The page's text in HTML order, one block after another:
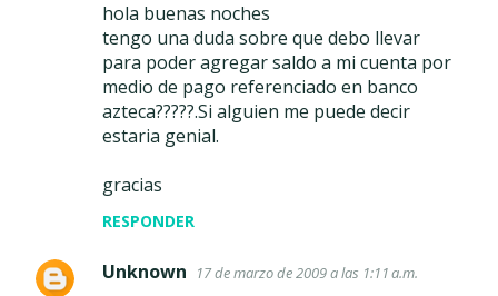
hola buenas noches
tengo una duda sobre que debo llevar
para poder agregar saldo a mi cuenta por
medio de pago referenciado en banco
azteca?????.Si alguien me puede decir
estaria genial.
gracias
RESPONDER
Unknown 17 de marzo de 2009 a las 1:11 a.m.